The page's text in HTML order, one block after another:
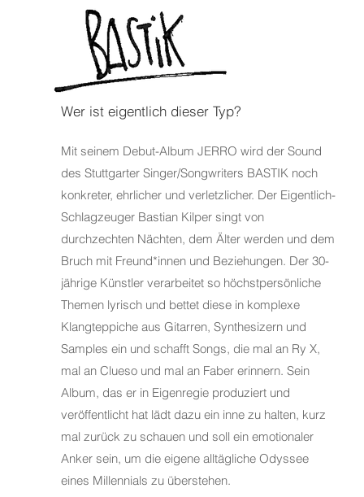
Bastik
Wer ist eigentlich dieser Typ?
Mit seinem Debut-Album JERRO wird der Sound
des Stuttgarter Singer/Songwriters BASTIK noch
konkreter, ehrlicher und verletzlicher. Der Eigentlich-
Schlagzeuger Bastian Kilper singt von
durchzechten Nächten, dem Älter werden und dem
Bruch mit Freund*innen und Beziehungen. Der 30-
jährige Künstler verarbeitet so höchstpersönliche
Themen lyrisch und bettet diese in komplexe
Klangteppiche aus Gitarren, Synthesizern und
Samples ein und schafft Songs, die mal an Ry X,
mal an Clueso und mal an Faber erinnern. Sein
Album, das er in Eigenregie produziert und
veröffentlicht hat lädt dazu ein inne zu halten, kurz
mal zurück zu schauen und soll ein emotionaler
Anker sein, um die eigene alltägliche Odyssee
eines Millennials zu überstehen.